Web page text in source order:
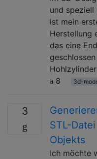
und speziell
ist mein
Herstellung
das eine
8
3d-
3
STL-
Objekts
Ich möchte